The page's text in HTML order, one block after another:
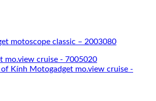
motoscope classic – 2003080